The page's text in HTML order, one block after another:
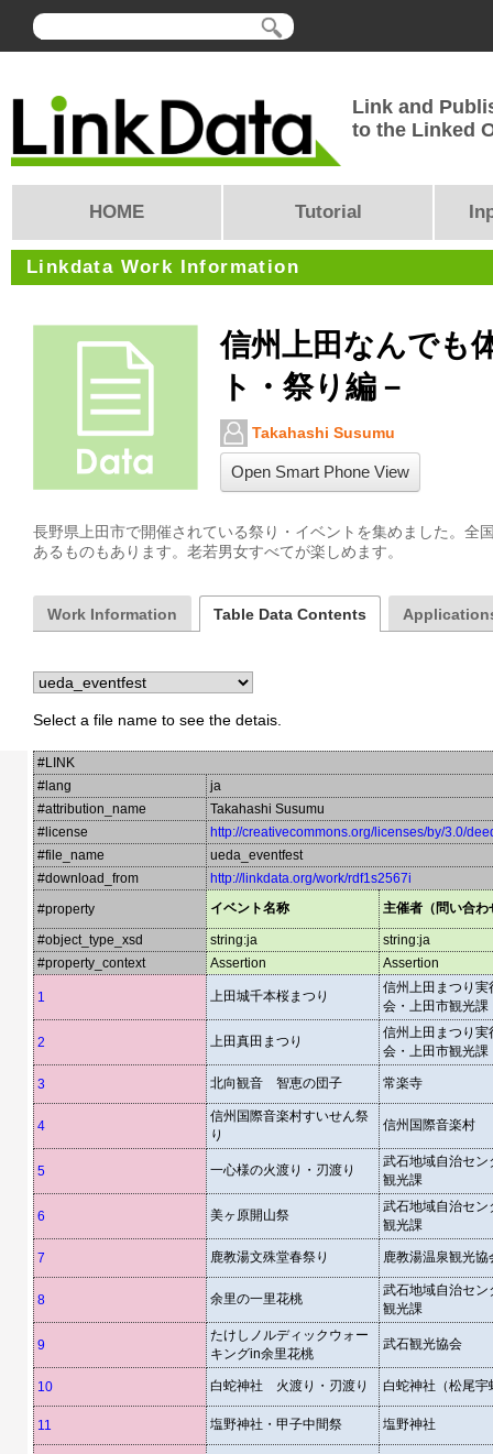
Link and
to the Linked
HOME Tutorial
Linkdata Work Information
信州上田なんでも
ト・祭り編－
Takahashi Susumu
Open Smart Phone View
長野県上田市で開催されている祭り・イベントを集めました。全
あるものもあります。老若男女すべてが楽しめます。
Work Information Table Data Contents
Select a file name to see the detais.
#LINK
#lang
ja
#attribution_name
Takahashi Susumu
#license
http://creativecommons.org/licenses/by/3.0/
#file_name
ueda_eventfest
#download_from
http://linkdata.org/work/rdf1s2567i
#property
イベント名称 主催者（問い合わ
#object_type_xsd string:ja
string:ja
#property_context
Assertion Assertion
1 上田城千本桜まつり
信州上田まつり実
会・上田市観光課
2 上田真田まつり
信州上田まつり実
会・上田市観光課
3 北向観音 智恵の団子 常楽寺
4
信州国際音楽村すいせん祭
り
信州国際音楽村
5 一心様の火渡り・刃渡り
武石地域自治セン
観光課
6 美ヶ原開山祭
武石地域自治セン
観光課
7 鹿教湯文殊堂春祭り 鹿教湯温泉観光協
8 余里の一里花桃
武石地域自治セン
観光課
9
たけしノルディックウォー
キングin余里花桃
武石観光協会
10 白蛇神社 火渡り・刃渡り 白蛇神社（松尾宇
11 塩野神社・甲子中間祭 塩野神社